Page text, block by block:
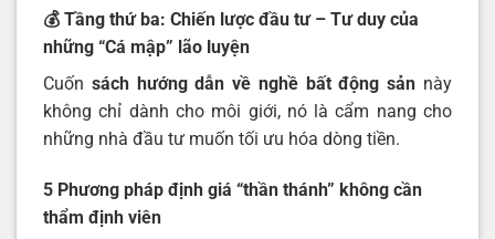
💰 Tầng thứ ba: Chiến lược đầu tư – Tư duy của
những “Cá mập” lão luyện
Cuốn sách hướng dẫn về nghề bất động sản này
không chỉ dành cho môi giới, nó là cẩm nang cho
những nhà đầu tư muốn tối ưu hóa dòng tiền.
5 Phương pháp định giá “thần thánh” không cần
thẩm định viên